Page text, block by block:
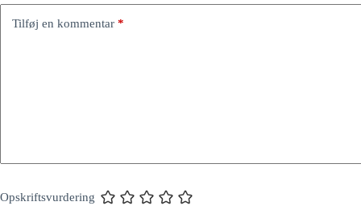
Tilføj en kommentar *
Opskriftsvurdering